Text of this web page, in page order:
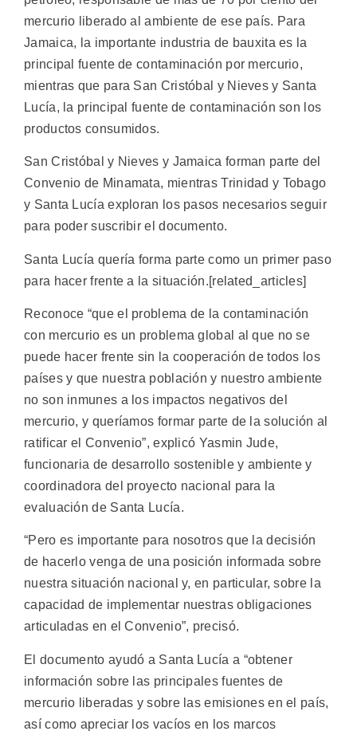
mercurio liberado al ambiente de ese país. Para
Jamaica, la importante industria de bauxita es la
principal fuente de contaminación por mercurio,
mientras que para San Cristóbal y Nieves y Santa
Lucía, la principal fuente de contaminación son los
productos consumidos.
San Cristóbal y Nieves y Jamaica forman parte del
Convenio de Minamata, mientras Trinidad y Tobago
y Santa Lucía exploran los pasos necesarios seguir
para poder suscribir el documento.
Santa Lucía quería forma parte como un primer paso
para hacer frente a la situación.[related_articles]
Reconoce “que el problema de la contaminación
con mercurio es un problema global al que no se
puede hacer frente sin la cooperación de todos los
países y que nuestra población y nuestro ambiente
no son inmunes a los impactos negativos del
mercurio, y queríamos formar parte de la solución al
ratificar el Convenio”, explicó Yasmin Jude,
funcionaria de desarrollo sostenible y ambiente y
coordinadora del proyecto nacional para la
evaluación de Santa Lucía.
“Pero es importante para nosotros que la decisión
de hacerlo venga de una posición informada sobre
nuestra situación nacional y, en particular, sobre la
capacidad de implementar nuestras obligaciones
articuladas en el Convenio”, precisó.
El documento ayudó a Santa Lucía a “obtener
información sobre las principales fuentes de
mercurio liberadas y sobre las emisiones en el país,
así como apreciar los vacíos en los marcos